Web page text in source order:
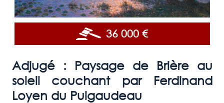
36 000 €
Adjugé : Paysage de Brière au
soleil couchant par Ferdinand
Loyen du Puigaudeau